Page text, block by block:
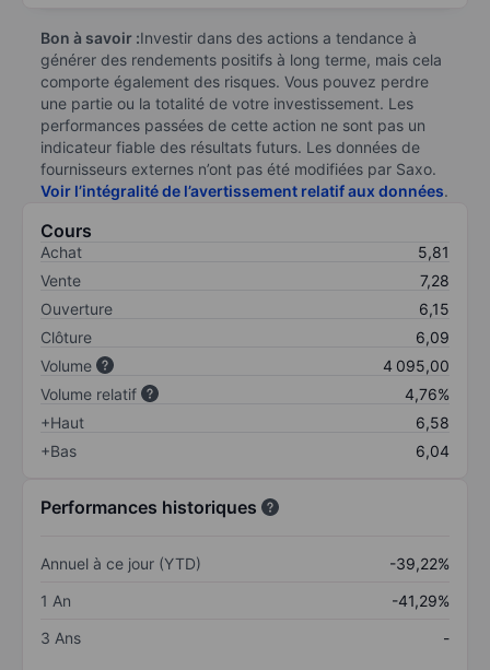
Bon à savoir :Investir dans des actions a tendance à
générer des rendements positifs à long terme, mais cela
comporte également des risques. Vous pouvez perdre
une partie ou la totalité de votre investissement. Les
performances passées de cette action ne sont pas un
indicateur fiable des résultats futurs. Les données de
fournisseurs externes n’ont pas été modifiées par Saxo.
Voir l’intégralité de l’avertissement relatif aux données.
Cours
Achat
5,81
Vente
7,28
Ouverture
6,15
Clôture
6,09
Volume
4 095,00
Volume relatif
4,76%
+Haut
6,58
+Bas
6,04
Performances historiques
Annuel à ce jour (YTD)
-39,22%
1 An
-41,29%
3 Ans
-